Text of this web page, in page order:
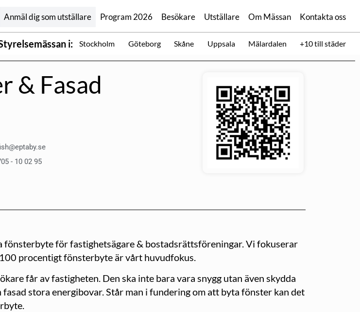
Anmäl dig som utställare Program 2026 Besökare Utställare Om Mässan Kontakta oss
i: Stockholm Göteborg Skåne Uppsala Mälardalen +10 till städer
& Fasad
- 10 02 95
fönsterbyte för fastig­hetsägare & bostadsrättsföreningar. Vi fokuserar
procentigt fönsterbyte är vårt huvudfokus.
får av fastigheten. Den ska inte bara vara snygg utan även skydda
stora energibovar. Står man i fundering om att byta fönster kan det